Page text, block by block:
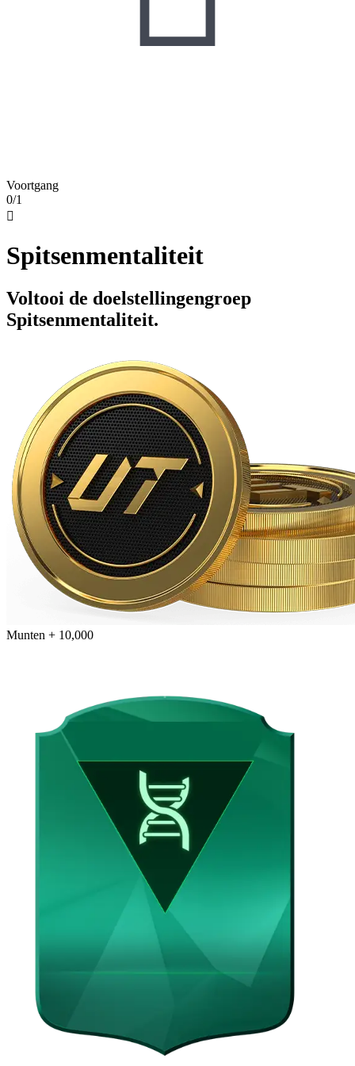
Voortgang
0/1

Spitsenmentaliteit
Voltooi de doelstellingengroep
Spitsenmentaliteit.
Munten + 10,000